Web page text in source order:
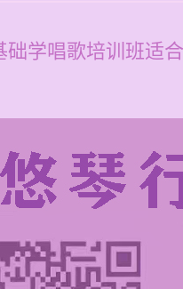
学唱歌培训班适